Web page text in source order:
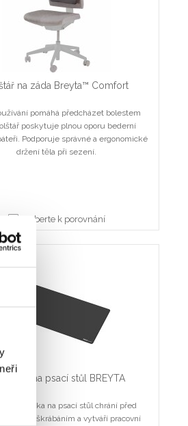
na záda Breyta™ Comfort
pomáhá předcházet bolestem
poskytuje plnou oporu bederní
Podporuje správné a ergonomické
držení těla při sezení.
Vyberte k porovnání
na psací stůl BREYTA
podložka na psací stůl chrání před
a poškrábáním a vytváří pracovní